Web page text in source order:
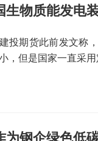
生物质能发电
投期货此前发文称
，但是国家一直采
钢企绿色低